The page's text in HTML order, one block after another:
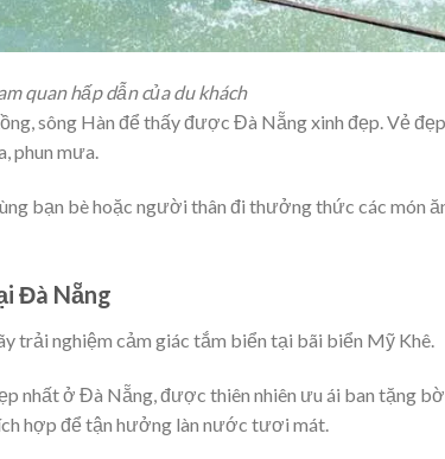
quan hấp dẫn của du khách
sông Hàn để thấy được Đà Nẵng xinh đẹp. Vẻ
phun mưa.
bạn bè hoặc người thân đi thưởng thức các món
Đà Nẵng
trải nghiệm cảm giác tắm biển tại bãi biển Mỹ Khê.
nhất ở Đà Nẵng, được thiên nhiên ưu ái ban tặng
hợp để tận hưởng làn nước tươi mát.